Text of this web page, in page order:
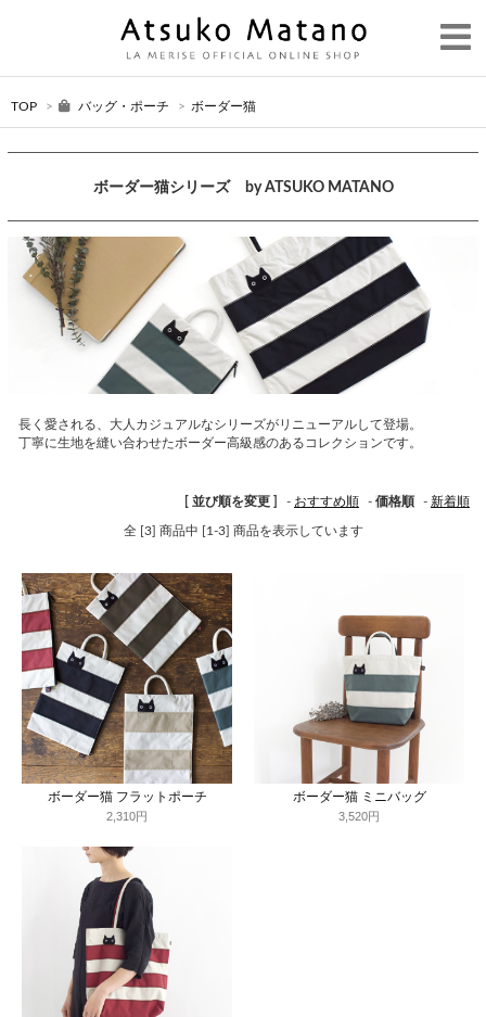
TOP > バッグ・ポーチ > ボーダー猫
ボーダー猫シリーズ by ATSUKO MATANO
長く愛される、大人カジュアルなシリーズがリニューアルして登場。
丁寧に生地を縫い合わせたボーダー高級感のあるコレクションです。
[ 並び順を変更 ] - おすすめ順 - 価格順 - 新着順
全 [3] 商品中 [1-3] 商品を表示しています
ボーダー猫 フラットポーチ
2,310円
ボーダー猫 ミニバッグ
3,520円